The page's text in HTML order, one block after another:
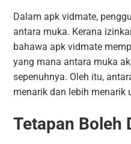
Dalam apk vidmate,
antara muka. Kerana
bahawa apk vidmate
yang mana antara muka
sepenuhnya. Oleh itu,
menarik dan lebih menarik
Tetapan Boleh